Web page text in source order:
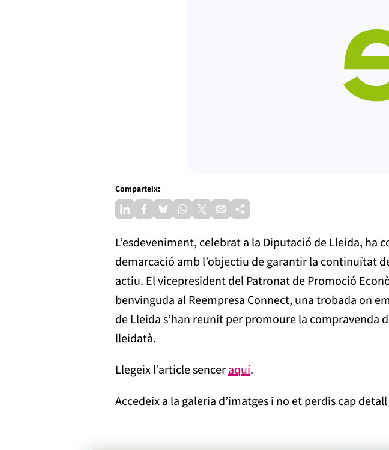
Comparteix:
L’esdeveniment, celebrat a la Diputació de Lleida,
demarcació amb l’objectiu de garantir la continuïtat
actiu. El vicepresident del Patronat de Promoció
benvinguda al Reempresa Connect, una trobada on
de Lleida s’han reunit per promoure la compravenda
lleidatà.
Llegeix l’article senceraquí.
Accedeix a la galeria d’imatges i no et perdis cap